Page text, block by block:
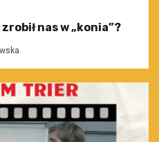
nas w „konia”?